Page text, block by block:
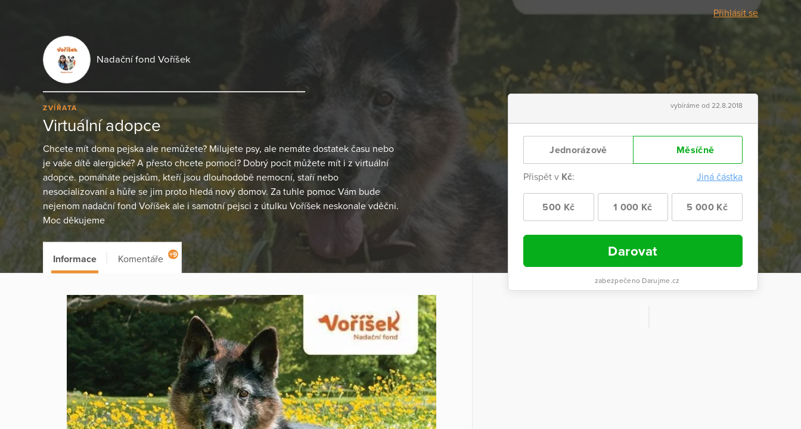
Přihlásit se
Nadační fond Voříšek
ZVÍŘATA
Virtuální adopce
Chcete mít doma pejska ale nemůžete? Milujete psy, ale nemáte dostatek času nebo
je vaše dítě alergické? A přesto chcete pomoci? Dobrý pocit můžete mít i z virtuální
adopce. pomáháte pejskům, kteří jsou dlouhodobě nemocní, staří nebo
nesocializovaní a hůře se jim proto hledá nový domov. Za tuhle pomoc Vám bude
nejenom nadační fond Voříšek ale i samotní pejsci z útulku Voříšek neskonale vděčni.
Moc děkujeme
vybíráme od 22.8.2018
Jednorázově Měsíčně
Přispět v Kč: Jiná částka
500 Kč 1 000 Kč 5 000 Kč
Darovat
zabezpečeno Darujme.cz
Informace Komentáře +9